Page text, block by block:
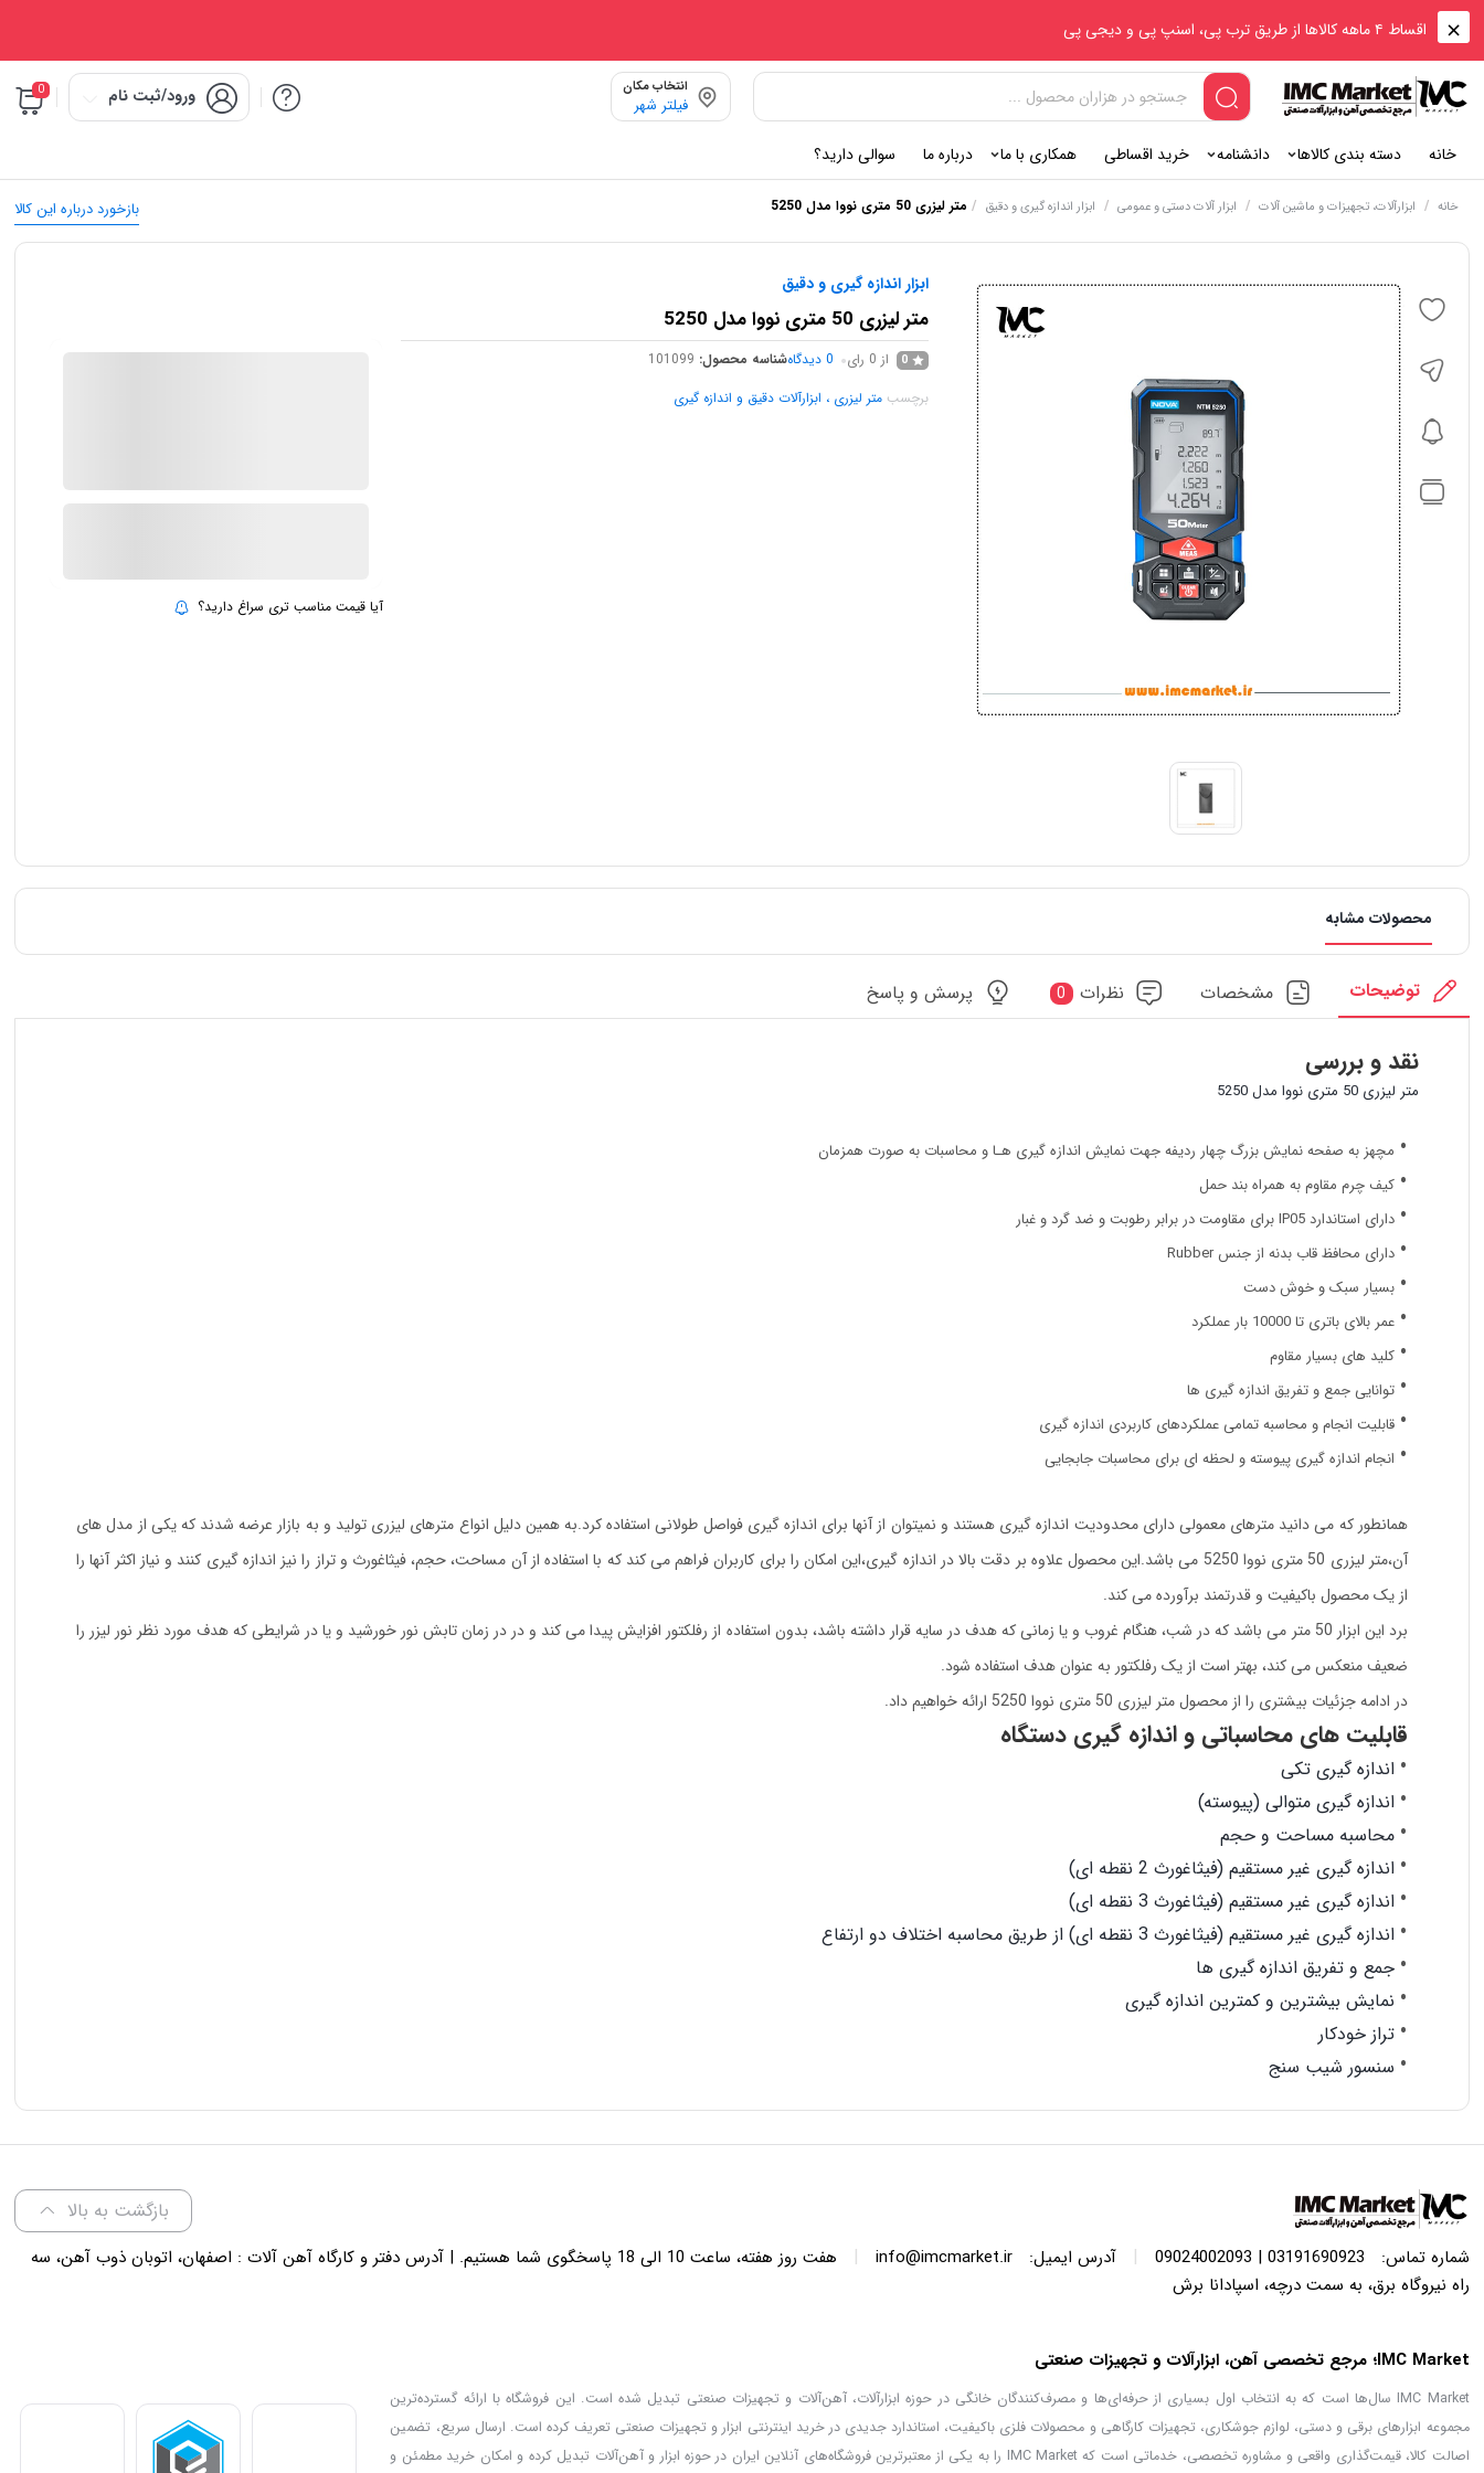
اقساط ۴ ماهه کالاها از طریق ترب پی، اسنپ پی و دیجی پی
انتخاب مکان
فیلتر شهر ورود/ثبت نام 0
خانه دسته بندی کالاها دانشنامه خرید اقساطی همکاری با ما درباره ما سوالی دارید؟
بازخورد درباره این کالا خانه / ابزارآلات، تجهیزات و ماشین آلات / ابزار آلات دستی و عمومی / ابزار اندازه گیری و دقیق / متر لیزری 50 متری نووا مدل 5250
ابزار اندازه گیری و دقیق
متر لیزری 50 متری نووا مدل 5250
0 از 0 رای 0 دیدگاهشناسه محصول: 101099
برچسبمتر لیزری ، ابزارآلات دقیق و اندازه گیری
آیا قیمت مناسب تری سراغ دارید؟
محصولات مشابه
توضیحات مشخصات نظرات 0 پرسش و پاسخ
نقد و بررسی
متر لیزری 50 متری نووا مدل 5250
مچهز به صفحه نمایش بزرگ چهار ردیفه جهت نمایش اندازه گیری هـا و محاسبات به صورت همزمان
کیف چرم مقاوم به همراه بند حمل
دارای استاندارد IP05 برای مقاومت در برابر رطوبت و ضد گرد و غبار
دارای محافظ قاب بدنه از جنس Rubber
بسیار سبک و خوش دست
عمر بالای باتری تا 10000 بار عملکرد
کلید های بسیار مقاوم
توانایی جمع و تفریق اندازه گیری ها
قابلیت انجام و محاسبه تمامی عملکردهای کاربردی اندازه گیری
انجام اندازه گیری پیوسته و لحظه ای برای محاسبات جابجایی
همانطور که می دانید مترهای معمولی دارای محدودیت اندازه گیری هستند و نمیتوان از آنها برای اندازه گیری فواصل طولانی استفاده کرد.به همین دلیل انواع مترهای لیزری تولید و به بازار عرضه شدند که یکی از مدل های
آن،متر لیزری 50 متری نووا 5250 می باشد.این محصول علاوه بر دقت بالا در اندازه گیری،این امکان را برای کاربران فراهم می کند که با استفاده از آن مساحت، حجم، فیثاغورث و تراز را نیز اندازه گیری کنند و نیاز اکثر آنها را
از یک محصول باکیفیت و قدرتمند برآورده می کند.
برد این ابزار 50 متر می باشد که در شب، هنگام غروب و یا زمانی که هدف در سایه قرار داشته باشد، بدون استفاده از رفلکتور افزایش پیدا می کند و در در زمان تابش نور خورشید و یا در شرایطی که هدف مورد نظر نور لیزر را
ضعیف منعکس می کند، بهتر است از یک رفلکتور به عنوان هدف استفاده شود.
در ادامه جزئیات بیشتری را از محصول متر لیزری 50 متری نووا 5250
ارائه خواهیم داد.
قابلیت های محاسباتی و اندازه گیری دستگاه
اندازه گیری تکی
اندازه گیری متوالی (پیوسته)
محاسبه مساحت و حجم
اندازه گیری غیر مستقیم (فیثاغورث 2 نقطه ای)
اندازه گیری غیر مستقیم (فیثاغورث 3 نقطه ای)
اندازه گیری غیر مستقیم (فیثاغورث 3 نقطه ای) از طریق محاسبه اختلاف دو ارتفاع
جمع و تفریق اندازه گیری ها
نمایش بیشترین و کمترین اندازه گیری
تراز خودکار
سنسور شیب سنج
بازگشت به بالا
شماره تماس: 03191690923 | 09024002093
| آدرس ایمیل: info@imcmarket.ir
|
هفت روز هفته، ساعت 10 الی 18 پاسخگوی شما هستیم. | آدرس دفتر و کارگاه آهن آلات : اصفهان، اتوبان ذوب آهن، سه
راه نیروگاه برق، به سمت درچه، اسپادانا برش
IMC Market؛ مرجع تخصصی آهن، ابزارآلات و تجهیزات صنعتی
IMC Market سال‌ها است که به انتخاب اول بسیاری از حرفه‌ای‌ها و مصرف‌کنندگان خانگی در حوزه ابزارآلات، آهن‌آلات و تجهیزات صنعتی تبدیل شده است. این فروشگاه با ارائه گسترده‌ترین
مجموعه ابزارهای برقی و دستی، لوازم جوشکاری، تجهیزات کارگاهی و محصولات فلزی باکیفیت، استاندارد جدیدی در خرید اینترنتی ابزار و تجهیزات صنعتی تعریف کرده است. ارسال سریع، تضمین
اصالت کالا، قیمت‌گذاری واقعی و مشاوره تخصصی، خدماتی است که IMC Market را به یکی از معتبرترین فروشگاه‌های آنلاین ایران در حوزه ابزار و آهن‌آلات تبدیل کرده و امکان خرید مطمئن و